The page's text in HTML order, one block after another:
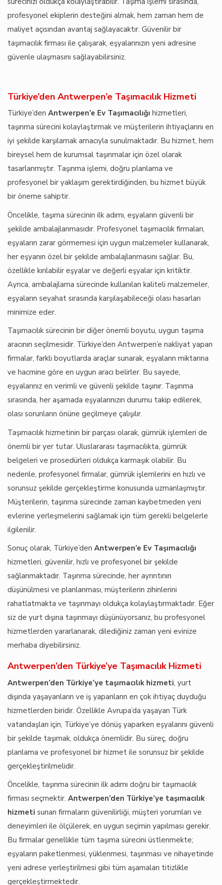
profesyonel ekiplerin desteğini almak, hem zaman hem de
maliyet açısından avantaj sağlayacaktır. Güvenilir bir
taşımacılık firması ile çalışarak, eşyalarınızın yeni adresine
güvenle ulaşmasını sağlayabilirsiniz.
Türkiye’den Antwerpen’e Taşımacılık Hizmeti
Türkiye’den Antwerpen’e Ev Taşımacılığı hizmetleri,
taşınma sürecini kolaylaştırmak ve müşterilerin ihtiyaçlarını en
iyi şekilde karşılamak amacıyla sunulmaktadır. Bu hizmet, hem
bireysel hem de kurumsal taşınmalar için özel olarak
tasarlanmıştır. Taşınma işlemi, doğru planlama ve
profesyonel bir yaklaşım gerektirdiğinden, bu hizmet büyük
bir öneme sahiptir.
Öncelikle, taşıma sürecinin ilk adımı, eşyaların güvenli bir
şekilde ambalajlanmasıdır. Profesyonel taşımacılık firmaları,
eşyaların zarar görmemesi için uygun malzemeler kullanarak,
her eşyanın özel bir şekilde ambalajlanmasını sağlar. Bu,
özellikle kırılabilir eşyalar ve değerli eşyalar için kritiktir.
Ayrıca, ambalajlama sürecinde kullanılan kaliteli malzemeler,
eşyaların seyahat sırasında karşılaşabileceği olası hasarları
minimize eder.
Taşımacılık sürecinin bir diğer önemli boyutu, uygun taşıma
aracının seçilmesidir. Türkiye’den Antwerpen’e nakliyat yapan
firmalar, farklı boyutlarda araçlar sunarak, eşyaların miktarına
ve hacmine göre en uygun aracı belirler. Bu sayede,
eşyalarınız en verimli ve güvenli şekilde taşınır. Taşınma
sırasında, her aşamada eşyalarınızın durumu takip edilerek,
olası sorunların önüne geçilmeye çalışılır.
Taşımacılık hizmetinin bir parçası olarak, gümrük işlemleri de
önemli bir yer tutar. Uluslararası taşımacılıkta, gümrük
belgeleri ve prosedürleri oldukça karmaşık olabilir. Bu
nedenle, profesyonel firmalar, gümrük işlemlerini en hızlı ve
sorunsuz şekilde gerçekleştirme konusunda uzmanlaşmıştır.
Müşterilerin, taşınma sürecinde zaman kaybetmeden yeni
evlerine yerleşmelerini sağlamak için tüm gerekli belgelerle
ilgilenilir.
Sonuç olarak, Türkiye’den Antwerpen’e Ev Taşımacılığı
hizmetleri, güvenilir, hızlı ve profesyonel bir şekilde
sağlanmaktadır. Taşınma sürecinde, her ayrıntının
düşünülmesi ve planlanması, müşterilerin zihinlerini
rahatlatmakta ve taşınmayı oldukça kolaylaştırmaktadır. Eğer
siz de yurt dışına taşınmayı düşünüyorsanız, bu profesyonel
hizmetlerden yararlanarak, dilediğiniz zaman yeni evinize
merhaba diyebilirsiniz.
Antwerpen’den Türkiye’ye Taşımacılık Hizmeti
Antwerpen’den Türkiye’ye taşımacılık hizmeti, yurt
dışında yaşayanların ve iş yapanların en çok ihtiyaç duyduğu
hizmetlerden biridir. Özellikle Avrupa’da yaşayan Türk
vatandaşları için, Türkiye’ye dönüş yaparken eşyalarını güvenli
bir şekilde taşımak, oldukça önemlidir. Bu süreç, doğru
planlama ve profesyonel bir hizmet ile sorunsuz bir şekilde
gerçekleştirilmelidir.
Öncelikle, taşınma sürecinin ilk adımı doğru bir taşımacılık
firması seçmektir. Antwerpen’den Türkiye’ye taşımacılık
hizmeti sunan firmaların güvenilirliği, müşteri yorumları ve
deneyimleri ile ölçülerek, en uygun seçimin yapılması gerekir.
Bu firmalar genellikle tüm taşıma sürecini üstlenmekte;
eşyaların paketlenmesi, yüklenmesi, taşınması ve nihayetinde
yeni adrese yerleştirilmesi gibi tüm aşamaları titizlikle
gerçekleştirmektedir.